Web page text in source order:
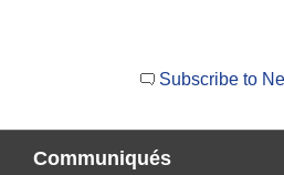
Subscribe to
Communiqués